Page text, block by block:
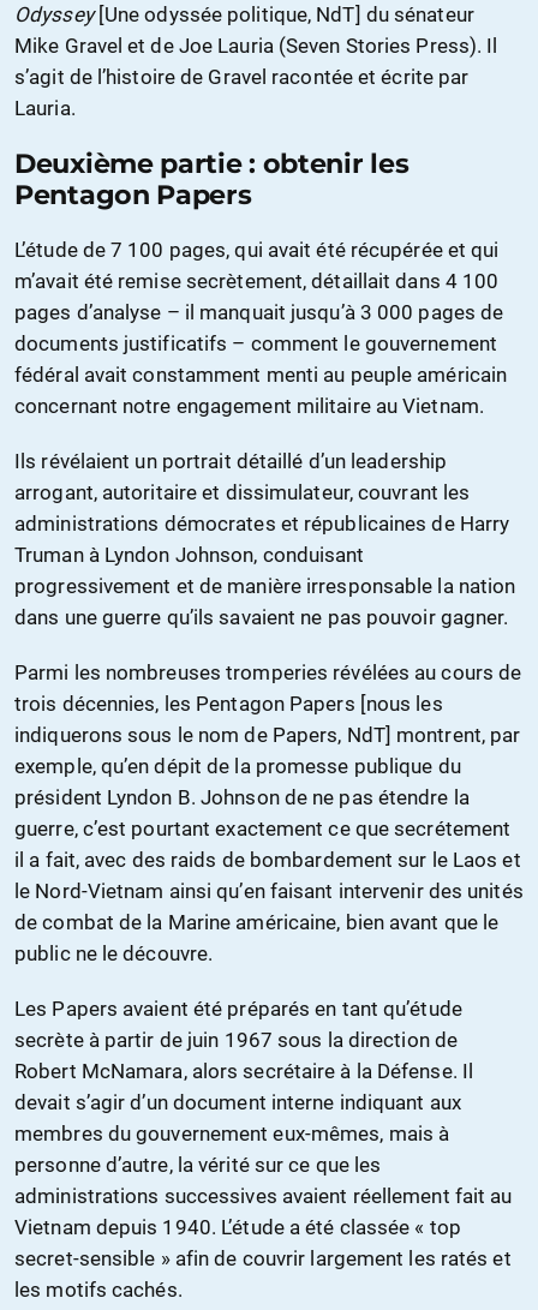
Odyssey[Une odyssée politique, NdT] du sénateur
Mike Gravel et de Joe Lauria (Seven Stories Press). Il
s’agit de l’histoire de Gravel racontée et écrite par
Lauria.
Deuxième partie : obtenir les
Pentagon Papers
L’étude de 7 100 pages, qui avait été récupérée et qui
m’avait été remise secrètement, détaillait dans 4 100
pages d’analyse – il manquait jusqu’à 3 000 pages de
documents justificatifs – comment le gouvernement
fédéral avait constamment menti au peuple américain
concernant notre engagement militaire au Vietnam.
Ils révélaient un portrait détaillé d’un leadership
arrogant, autoritaire et dissimulateur, couvrant les
administrations démocrates et républicaines de Harry
Truman à Lyndon Johnson, conduisant
progressivement et de manière irresponsable la nation
dans une guerre qu’ils savaient ne pas pouvoir gagner.
Parmi les nombreuses tromperies révélées au cours de
trois décennies, les Pentagon Papers [nous les
indiquerons sous le nom de Papers, NdT] montrent, par
exemple, qu’en dépit de la promesse publique du
président Lyndon B. Johnson de ne pas étendre la
guerre, c’est pourtant exactement ce que secrétement
il a fait, avec des raids de bombardement sur le Laos et
le Nord-Vietnam ainsi qu’en faisant intervenir des unités
de combat de la Marine américaine, bien avant que le
public ne le découvre.
Les Papers avaient été préparés en tant qu’étude
secrète à partir de juin 1967 sous la direction de
Robert McNamara, alors secrétaire à la Défense. Il
devait s’agir d’un document interne indiquant aux
membres du gouvernement eux-mêmes, mais à
personne d’autre, la vérité sur ce que les
administrations successives avaient réellement fait au
Vietnam depuis 1940. L’étude a été classée « top
secret-sensible » afin de couvrir largement les ratés et
les motifs cachés.